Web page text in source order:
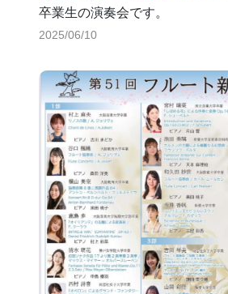
卒業生の演奏会です。
2025/06/10